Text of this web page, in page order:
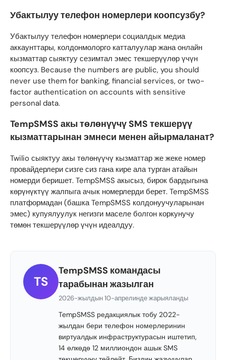
Убактылуу телефон номерлери коопсузбу?
Убактылуу телефон номерлери социалдык медиа
аккаунттары, колдонмолорго катталуулар жана онлайн
кызматтар сыяктуу сезимтал эмес текшерүүлөр үчүн
коопсуз. Because the numbers are public, you should
never use them for banking, financial services, or two-
factor authentication on accounts with sensitive
personal data.
TempSMSS акы төлөнүүчү SMS текшерүү
кызматтарынан эмнеси менен айырмаланат?
Twilio сыяктуу акы төлөнүүчү кызматтар же жеке номер
провайдерлери сизге сиз гана кире ала турган атайын
номерди беришет. TempSMSS акысыз, бирок бардыгына
көрүнүктүү жалпыга ачык номерлерди берет. TempSMSS
платформадан (башка TempSMSS колдонуучуларынан
эмес) купуялуулук негизги маселе болгон коркунучу
төмөн текшерүүлөр үчүн идеалдуу.
TS
TempSMSS командасы
тарабынан жазылган
2026-жылдын 10-апрелинде жарыяланды
TempSMSS редакциялык тобу 2022-
жылдан бери телефон номерлеринин
виртуалдык инфраструктурасын иштетип,
14 өлкөдө 12 миллиондон ашык SMS